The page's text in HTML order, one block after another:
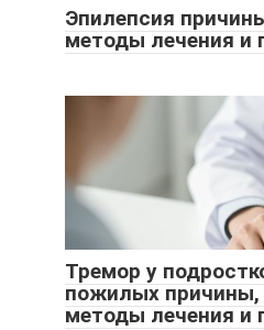
Эпилепсия
методы лечения и
Тремор у
пожилых
методы лечения и